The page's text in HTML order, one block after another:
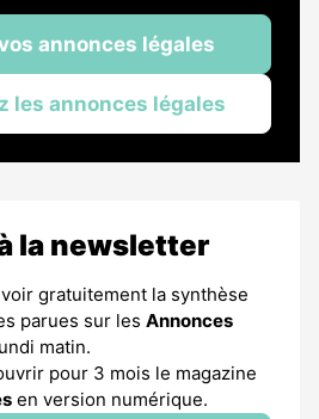
annonces légales
les annonces légales
la newsletter
gratuitement la synthèse
parues sur les Annonces
matin.
pour 3 mois le magazine
en version numérique.